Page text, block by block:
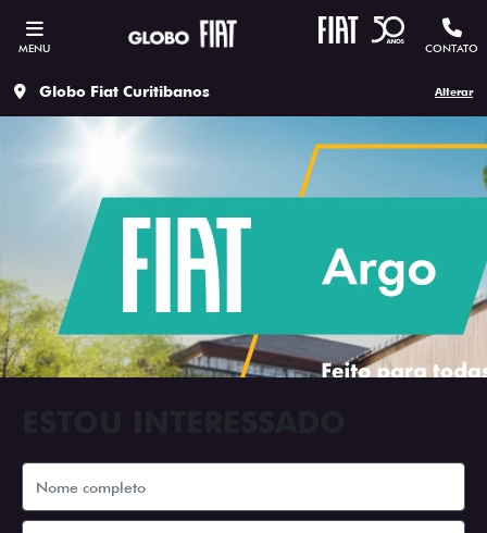
MENU CONTATO
Globo Fiat Curitibanos Alterar